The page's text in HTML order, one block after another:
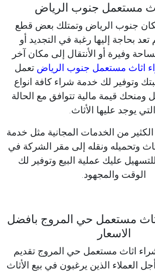
مستعمل جنوب الرياض
جنوب الرياض وتمتلك بعض قطع
تعد بحاجة إليها رغبة في التجديد أو
وفيرة أو الأنتقال إلى مكان آخر
اثاث مستعمل جنوب الرياض تعمل
وتوفير لك خدمة شراء كافة انواع
ومنحك قيمة مالية تتوافق مع الحالة
التي يوجد عليها الأثاث.
من الخدمات المجانية مثل خدمة
وتحميله ونقله إلى مقر الشركة في
عليك عملية البيع وتوفير لك
الوقت والمجهود.
مستعمل حي المروج بافضل
الاسعار
اثاث مستعمل حي المروج تقديم
العملاء الذين يرغبون في بيع الأثاث